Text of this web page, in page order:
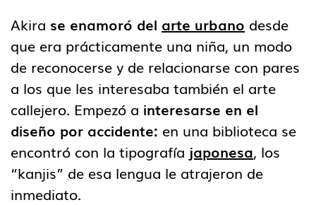
Akira se enamoró del arte urbano desde
que era prácticamente una niña, un modo
de reconocerse y de relacionarse con pares
a los que les interesaba también el arte
callejero. Empezó a interesarse en el
diseño por accidente: en una biblioteca se
encontró con la tipografía japonesa, los
“kanjis” de esa lengua le atrajeron de
inmediato.